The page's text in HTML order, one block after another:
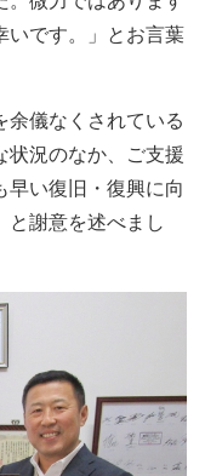
いです。」とお言葉
余儀なくされている
状況のなか、ご支援
早い復旧・復興に向
と謝意を述べまし